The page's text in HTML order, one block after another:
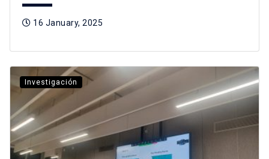
16 January, 2025
Investigación